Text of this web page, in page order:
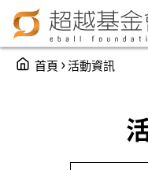
Jump
You are here
首頁 ›活動資訊